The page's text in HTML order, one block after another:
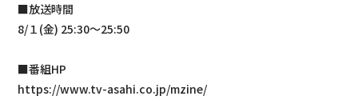
■放送時間
8/１(金) 25:30～25:50
■番組HP
https://www.tv-asahi.co.jp/mzine/